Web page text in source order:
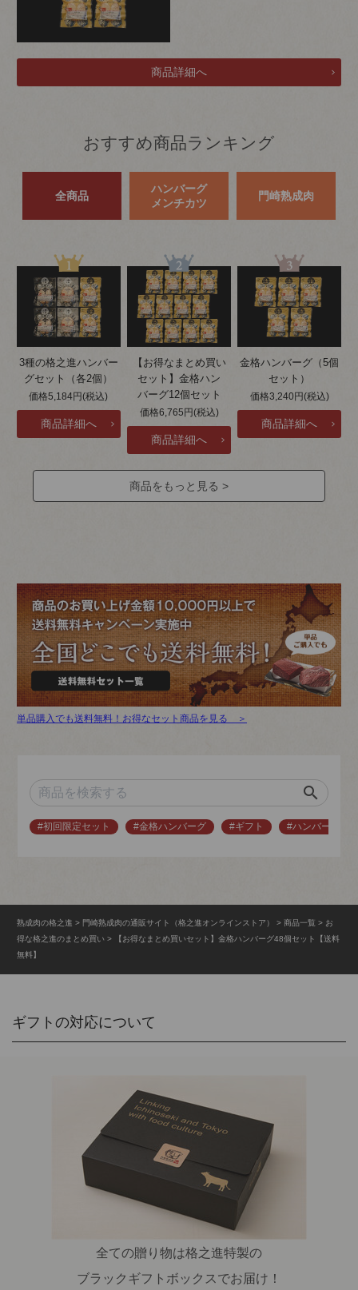
おすすめ商品ランキング
全商品
ハンバーグ
メンチカツ
門崎熟成肉
3種の格之進ハンバー
グセット（各2個）
価格5,184円(税込)
【お得なまとめ買い
セット】金格ハン
バーグ12個セット
価格6,765円(税込)
金格ハンバーグ（5個
セット）
価格3,240円(税込)
商品をもっと見る >
単品購入でも送料無料！お得なセット商品を見る ＞
search
#初回限定セット #金格ハンバーグ #ギフト #ハンバーグ
熟成肉の格之進 門崎熟成肉の通販サイト（格之進オンラインストア） 商品一覧
お
得な格之進のまとめ買い
【お得なまとめ買いセット】金格ハンバーグ48個セット【送料
無料】
ギフトの対応について
全ての贈り物は格之進特製の
ブラックギフトボックスでお届け！